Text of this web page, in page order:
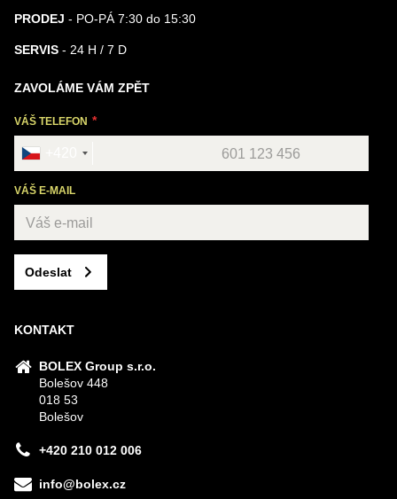
PRODEJ - PO-PÁ 7:30 do 15:30
SERVIS - 24 H / 7 D
ZAVOLÁME VÁM ZPĚT
VÁŠ TELEFON
VÁŠ E-MAIL
Odeslat
KONTAKT
BOLEX Group s.r.o.
Bolešov 448
018 53
Bolešov
+420 210 012 006
info@bolex.cz